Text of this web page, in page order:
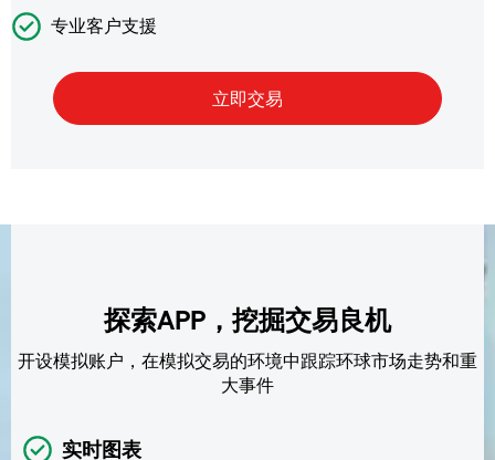
专业客户支援
探索APP，挖掘交易良机
开设模拟账户，在模拟交易的环境中跟踪环球市场走势和重
大事件
实时图表